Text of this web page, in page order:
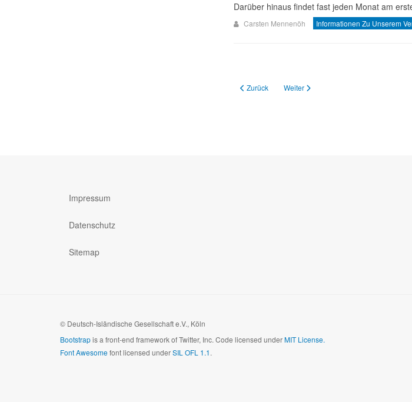
Darüber hinaus findet fast jeden Monat am
Carsten Mennenöh Informationen Zu Unserem
Vorheriger Beitrag: Satzung
Zurück Nächster Beitrag: Geschichte
Weiter
Impressum
Datenschutz
Sitemap
© Deutsch-Isländische Gesellschaft e.V., Köln
Bootstrapis a front-end framework of Twitter, Inc. Code licensed underMIT License.
Font Awesomefont licensed underSIL OFL 1.1.